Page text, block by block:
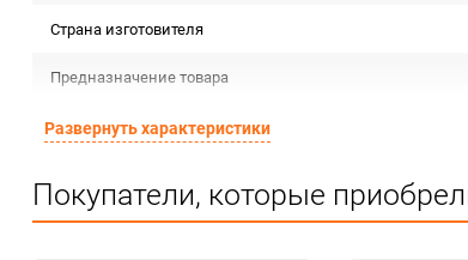
Страна изготовителя
Предназначение товара
Сертификация
Минимальное количество
Развернуть характеристики
Покупатели, которые